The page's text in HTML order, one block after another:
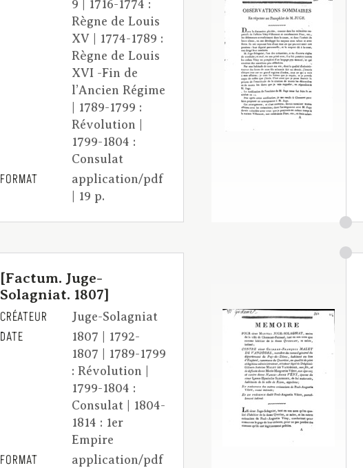
9 | 1716-1774 :
Règne de Louis
XV | 1774-1789 :
Règne de Louis
XVI -Fin de
l’Ancien Régime
| 1789-1799 :
Révolution |
1799-1804 :
Consulat
FORMAT
application/pdf
| 19 p.
[Factum. Juge-
Solagniat. 1807]
CRÉATEUR Juge-Solagniat
DATE
1807 | 1792-
1807 | 1789-1799
: Révolution |
1799-1804 :
Consulat | 1804-
1814 : 1er
Empire
FORMAT application/pdf